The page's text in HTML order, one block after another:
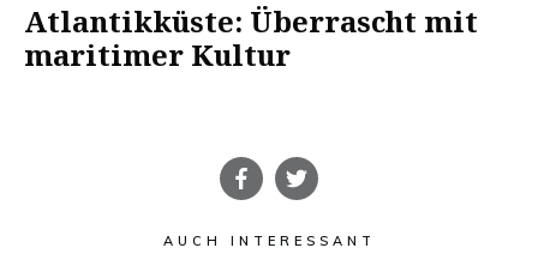
Atlantikküste: Überrascht mit
maritimer Kultur
AUCH INTERESSANT